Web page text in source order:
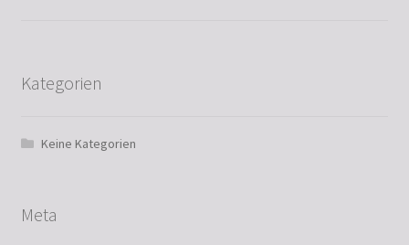
Kategorien
Keine Kategorien
Meta